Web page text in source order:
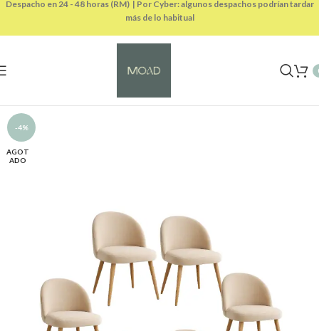
-4%
AGOT
ADO
Despacho en 24 - 48 horas (RM) | Por Cyber: algunos despachos podrían tardar
más de lo habitual